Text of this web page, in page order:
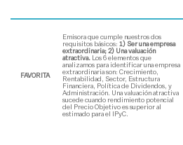
FAVORITA
Emisora que cumple nuestros dos
requisitos básicos: 1) Ser una empresa
extraordinaria; 2) Una valuación
atractiva. Los 6 elementos que
analizamos para identificar una empresa
extraordinaria son: Crecimiento,
Rentabilidad, Sector, Estructura
Financiera, Política de Dividendos, y
Administración. Una valuación atractiva
sucede cuando rendimiento potencial
del Precio Objetivo es superior al
estimado para el IPyC.